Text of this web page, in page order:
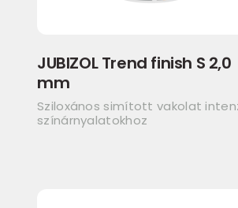
JUBIZOL Trend finish S 2,0
mm
Sziloxános simított vakolat
színárnyalatokhoz